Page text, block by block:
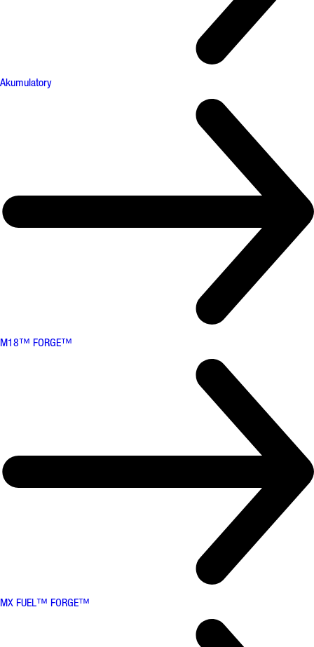
Akumulatory
M18™ FORGE™
MX FUEL™ FORGE™